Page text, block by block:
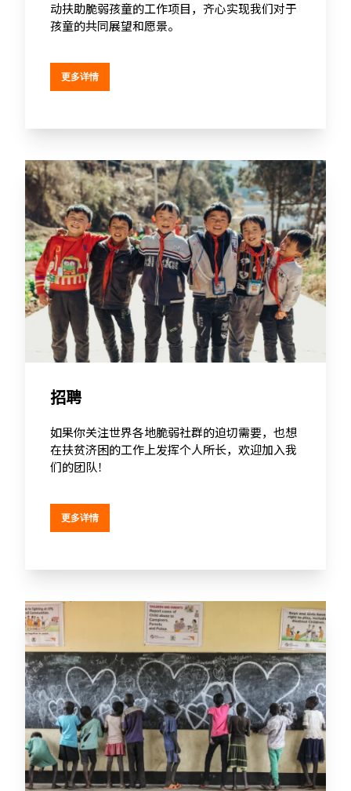
动扶助脆弱孩童的工作项目，齐心实现我们对于
孩童的共同展望和愿景。
更多详情
招聘
如果你关注世界各地脆弱社群的迫切需要，也想
在扶贫济困的工作上发挥个人所长，欢迎加入我
们的团队！
更多详情